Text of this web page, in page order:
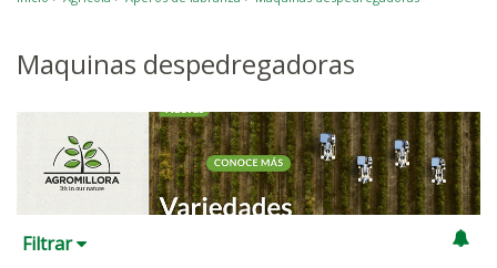
Maquinas despedregadoras
Filtrar